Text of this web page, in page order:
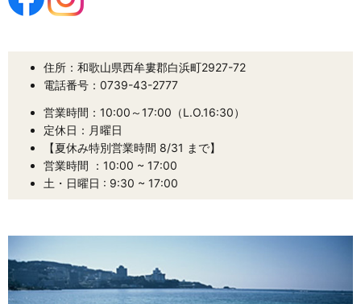
住所：和歌山県西牟婁郡白浜町2927-72
電話番号：0739-43-2777
営業時間：10:00～17:00（L.O.16:30）
定休日：月曜日
【夏休み特別営業時間 8/31 まで】
営業時間 ：10:00 ~ 17:00
土・日曜日 : 9:30 ~ 17:00